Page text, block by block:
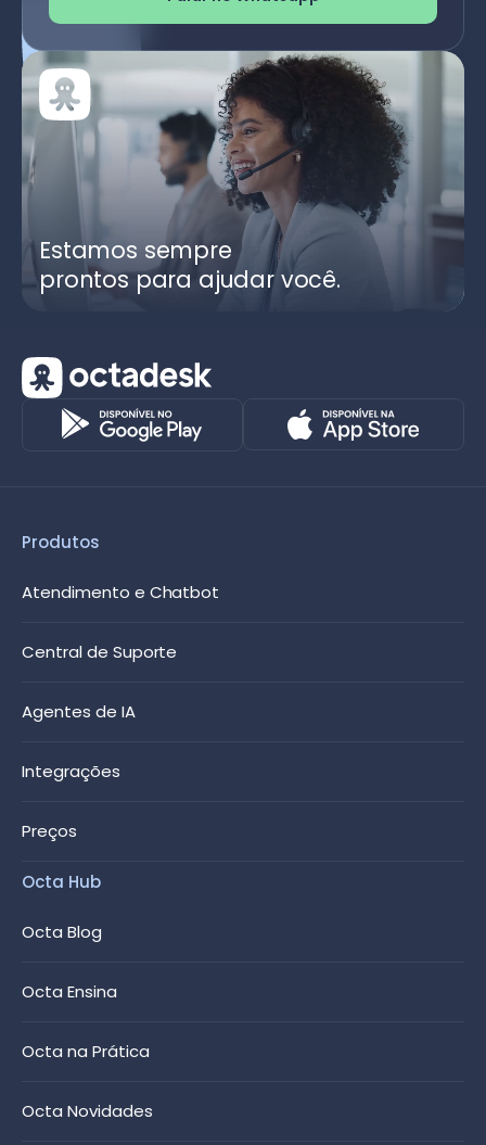
Estamos sempre
prontos para ajudar você.
Produtos
Atendimento e Chatbot
Central de Suporte
Agentes de IA
Integrações
Preços
Octa Hub
Octa Blog
Octa Ensina
Octa na Prática
Octa Novidades